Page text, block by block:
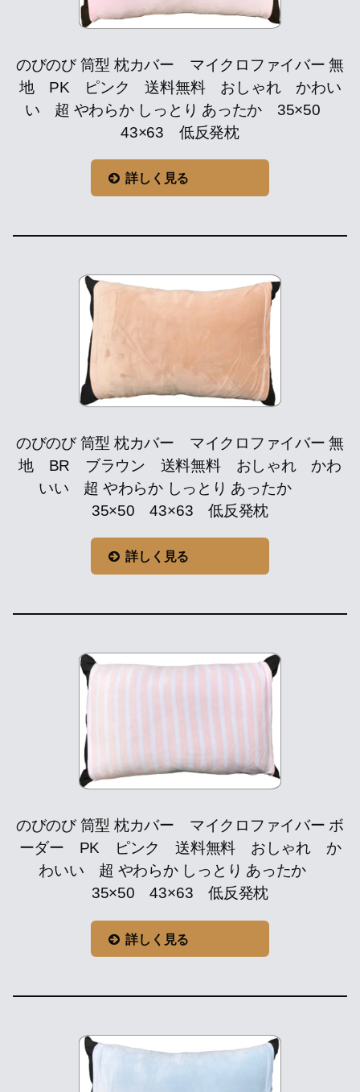
のびのび 筒型 枕カバー マイクロファイバー 無
地 PK ピンク 送料無料 おしゃれ かわい
い 超 やわらか しっとり あったか 35×50
43×63 低反発枕
詳しく見る
のびのび 筒型 枕カバー マイクロファイバー 無
地 BR ブラウン 送料無料 おしゃれ かわ
いい 超 やわらか しっとり あったか
35×50 43×63 低反発枕
詳しく見る
のびのび 筒型 枕カバー マイクロファイバー ボ
ーダー PK ピンク 送料無料 おしゃれ か
わいい 超 やわらか しっとり あったか
35×50 43×63 低反発枕
詳しく見る